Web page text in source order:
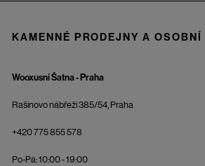
KAMENNÉ PRODEJNY A OSOBNÍ
Wooxusní Šatna - Praha
Rašínovo nábřeží 385/54, Praha
+420 775 855 578
Po-Pá: 10:00 - 19:00